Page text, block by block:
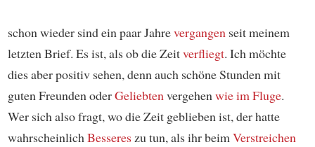
schon wieder sind ein paar Jahrevergangenseit meinem
letzten Brief. Es ist, als ob die Zeitverfliegt. Ich möchte
dies aber positiv sehen, denn auch schöne Stunden mit
guten Freunden oderGeliebtenvergehenwie im Fluge.
Wer sich also fragt, wo die Zeit geblieben ist, der hatte
wahrscheinlichBessereszu tun, als ihr beimVerstreichen